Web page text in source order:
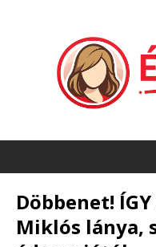
Döbbenet!
Miklós lánya,